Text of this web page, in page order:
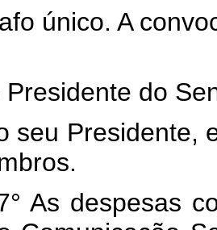
A
do
Presidente,
As despesas